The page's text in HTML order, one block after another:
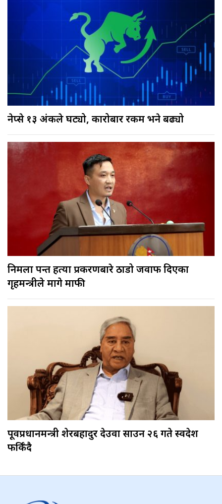
नेप्से १३ अंकले घट्यो, कारोबार रकम भने बढ्यो
निर्मला पन्त हत्या प्रकरणबारे ठाडो जवाफ दिएका
गृहमन्त्रीले मागे माफी
पूर्वप्रधानमन्त्री शेरबहादुर देउवा साउन २६ गते स्वदेश
फर्किँदै